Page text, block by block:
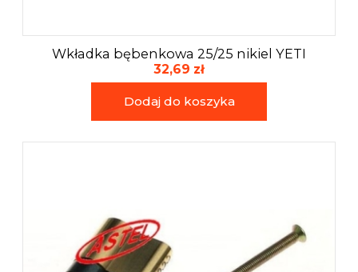
Wkładka bębenkowa 25/25 nikiel YETI
32,69 zł
Dodaj do koszyka